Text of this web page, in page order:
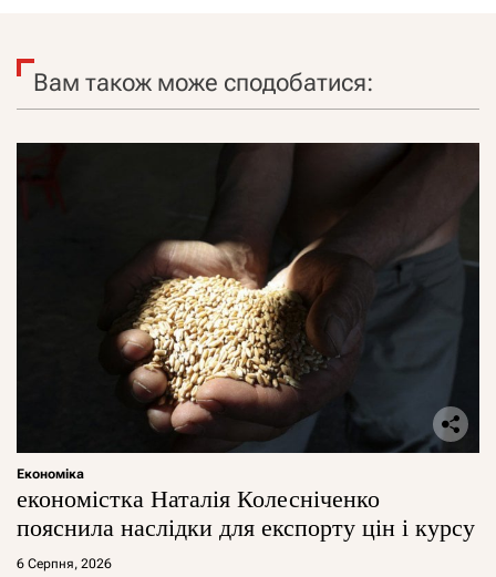
Вам також може сподобатися:
Економіка
економістка Наталія Колесніченко
пояснила наслідки для експорту цін і курсу
6 Серпня, 2026